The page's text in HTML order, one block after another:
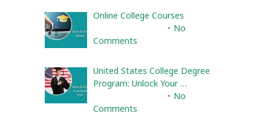
Online College Courses
No
Comments
United States College Degree
Program: Unlock Your …
No
Comments